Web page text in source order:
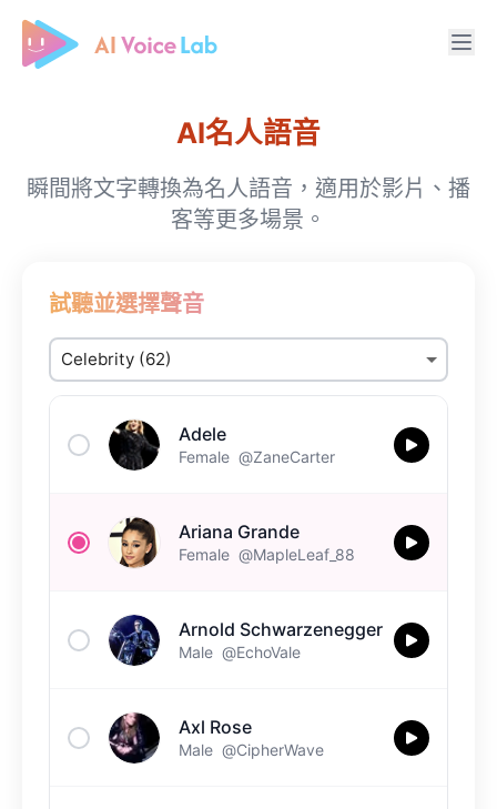
Free AI Cover & AI Voice Over
AI名人語音
瞬間將文字轉換為名人語音，適用於影片、播
客等更多場景。
試聽並選擇聲音
Adele
Female @ZaneCarter
Ariana Grande
Female @MapleLeaf_88
Arnold Schwarzenegger
Male @EchoVale
Axl Rose
Male @CipherWave